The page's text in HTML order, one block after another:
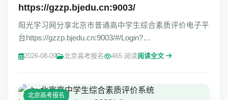
https://gzzp.bjedu.cn:9003/
阳光学习网分享北京市普通高中学生综合素质评价电子平
台https://gzzp.bjedu.cn:9003/#/Login?
redirect=%2FHomePage 北京市普通高中学生综合素质评
2026-08-09 北京高考报名 465 阅读阅读全文
北京高考报名